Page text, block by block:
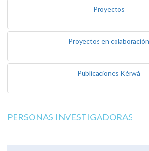
Proyectos
Proyectos en colaboración
Publicaciones Kérwá
PERSONAS INVESTIGADORAS